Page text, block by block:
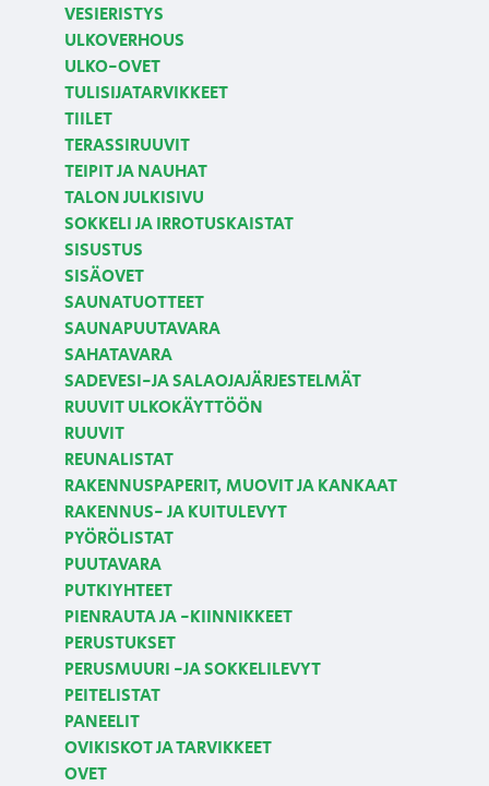
VESIERISTYS
ULKOVERHOUS
ULKO-OVET
TULISIJATARVIKKEET
TIILET
TERASSIRUUVIT
TEIPIT JA NAUHAT
TALON JULKISIVU
SOKKELI JA IRROTUSKAISTAT
SISUSTUS
SISÄOVET
SAUNATUOTTEET
SAUNAPUUTAVARA
SAHATAVARA
SADEVESI-JA SALAOJAJÄRJESTELMÄT
RUUVIT ULKOKÄYTTÖÖN
RUUVIT
REUNALISTAT
RAKENNUSPAPERIT, MUOVIT JA KANKAAT
RAKENNUS- JA KUITULEVYT
PYÖRÖLISTAT
PUUTAVARA
PUTKIYHTEET
PIENRAUTA JA -KIINNIKKEET
PERUSTUKSET
PERUSMUURI -JA SOKKELILEVYT
PEITELISTAT
PANEELIT
OVIKISKOT JA TARVIKKEET
OVET